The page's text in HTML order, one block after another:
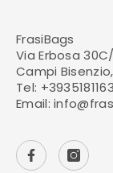
FrasiBags
Via Erbosa
Campi Bisenzio,
Tel:
Email: